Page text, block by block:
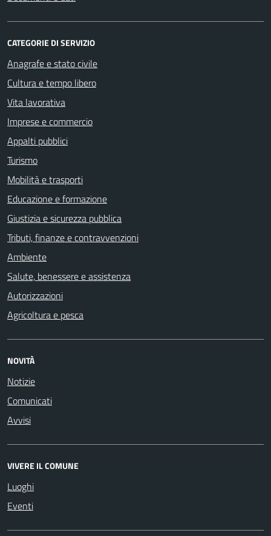
CATEGORIE DI SERVIZIO
Anagrafe e stato civile
Cultura e tempo libero
Vita lavorativa
Imprese e commercio
Appalti pubblici
Turismo
Mobilità e trasporti
Educazione e formazione
Giustizia e sicurezza pubblica
Tributi, finanze e contravvenzioni
Ambiente
Salute, benessere e assistenza
Autorizzazioni
Agricoltura e pesca
NOVITÀ
Notizie
Comunicati
Avvisi
VIVERE IL COMUNE
Luoghi
Eventi